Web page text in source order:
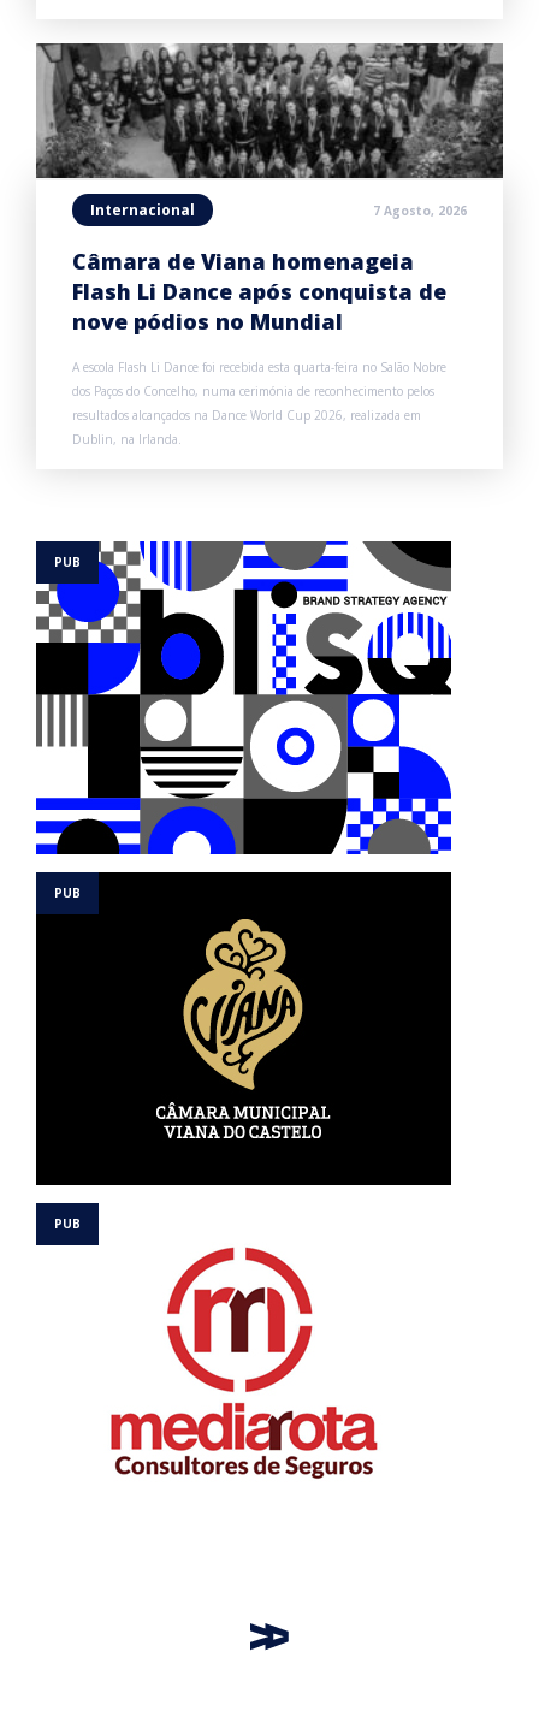
Internacional 7 Agosto, 2026
Câmara de Viana homenageia
Flash Li Dance após conquista de
nove pódios no Mundial
A escola Flash Li Dance foi recebida esta quarta-feira no Salão Nobre
dos Paços do Concelho, numa cerimónia de reconhecimento pelos
resultados alcançados na Dance World Cup 2026, realizada em
Dublin, na Irlanda.